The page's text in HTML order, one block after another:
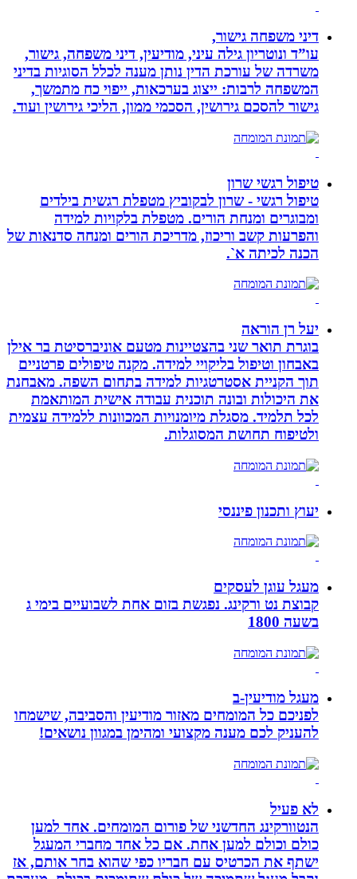
דיני משפחה גישור,
עו”ד ונוטריון גילה עיני, מודיעין, דיני משפחה, גישור,
משרדה של עורכת הדין נותן מענה לכלל הסוגיות בדיני
המשפחה לרבות: ייצוג בערכאות, ייפוי כח מתמשך,
גישור להסכם גירושין, הסכמי ממון, הליכי גירושין ועוד.
טיפול רגשי שרון
טיפול רגשי - שרון לבקוביץ מטפלת רגשית בילדים
ומבוגרים ומנחת הורים. מטפלת בלקויות למידה
והפרעות קשב וריכוז, מדריכת הורים ומנחה סדנאות של
הכנה לכיתה א`.
יעל רן הוראה
בוגרת תואר שני בהצטיינות מטעם אוניברסיטת בר אילן
באבחון וטיפול בליקויי למידה. מקנה טיפולים פרטניים
תוך הקניית אסטרטגיות למידה בתחום השפה. מאבחנת
את היכולות ובונה תוכנית עבודה אישית המותאמת
לכל תלמיד. מסגלת מיומנויות המכוונות ללמידה עצמית
ולטיפוח תחושת המסוגלות.
יעוץ ותכנון פיננסי
מעגל עוגן לעסקים
קבוצת נט ורקינג. נפגשת בזום אחת לשבועיים בימי ג
בשעה 1800
מעגל מודיעין-ב
לפניכם כל המומחים מאזור מודיעין והסביבה, שישמחו
להעניק לכם מענה מקצועי ומהימן במגוון נושאים!
לא פעיל
הנטוורקינג החדשני של פורום המומחים. אחד למען
כולם וכולם למען אחת. אם כל אחד מחברי המעגל
ישתף את הכרטיס עם חבריו כפי שהוא בחר אותם, אז